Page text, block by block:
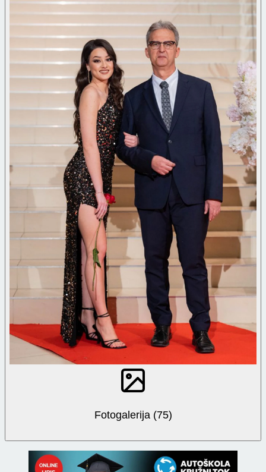
Fotogalerija (75)